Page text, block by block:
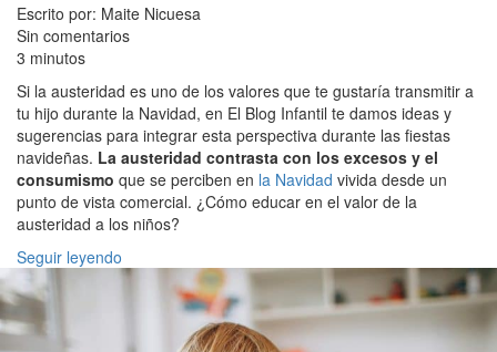
Escrito por: Maite Nicuesa
Sin comentarios
3 minutos
Si la austeridad es uno de los valores que te gustaría transmitir a
tu hijo durante la Navidad, en El Blog Infantil te damos ideas y
sugerencias para integrar esta perspectiva durante las fiestas
navideñas. La austeridad contrasta con los excesos y el
consumismo que se perciben en la Navidad vivida desde un
punto de vista comercial. ¿Cómo educar en el valor de la
austeridad a los niños?
Seguir leyendo